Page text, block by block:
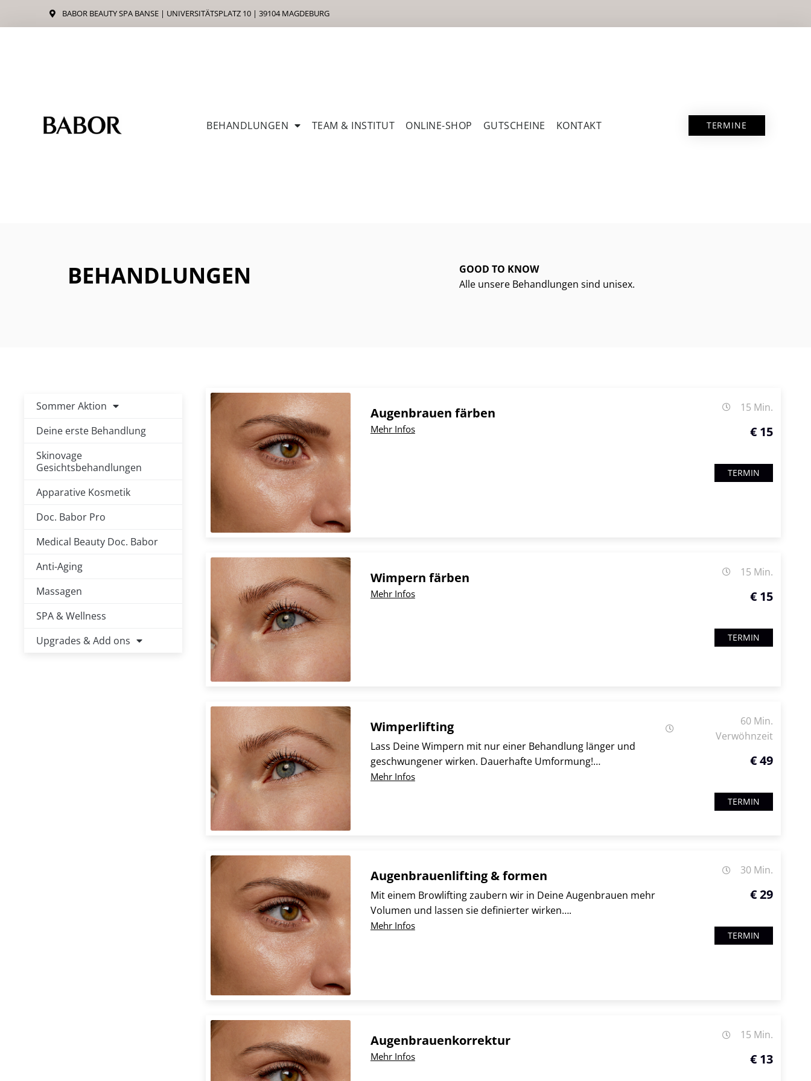
BABOR BEAUTY SPA BANSE | UNIVERSITÄTSPLATZ 10 | 39104 MAGDEBURG
BEHANDLUNGEN TEAM & INSTITUT ONLINE-SHOP GUTSCHEINE KONTAKT TERMINE
BEHANDLUNGEN
GOOD TO KNOW
Alle unsere Behandlungen sind unisex.
Sommer Aktion
Deine erste Behandlung
Skinovage
Gesichtsbehandlungen
Apparative Kosmetik
Doc. Babor Pro
Medical Beauty Doc. Babor
Anti-Aging
Massagen
SPA & Wellness
Upgrades & Add ons
Augenbrauen färben
Mehr Infos
15 Min.
€ 15
TERMIN
Wimpern färben
Mehr Infos
15 Min.
€ 15
TERMIN
Wimperlifting
Lass Deine Wimpern mit nur einer Behandlung länger und
geschwungener wirken. Dauerhafte Umformung!…
Mehr Infos
60 Min.
Verwöhnzeit
€ 49
TERMIN
Augenbrauenlifting & formen
Mit einem Browlifting zaubern wir in Deine Augenbrauen mehr
Volumen und lassen sie definierter wirken….
Mehr Infos
30 Min.
€ 29
TERMIN
Augenbrauenkorrektur
Mehr Infos
15 Min.
€ 13
SeiteSeite